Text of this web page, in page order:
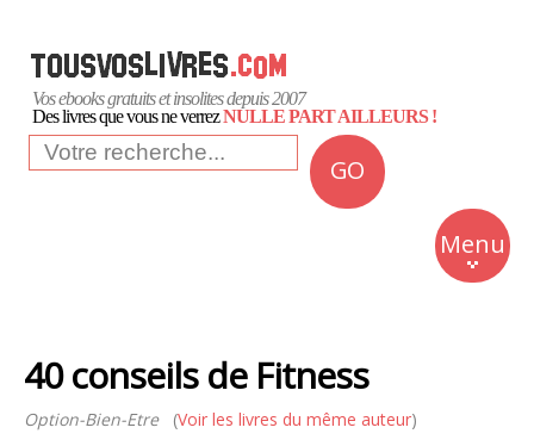
Vos ebooks gratuits et insolites depuis 2007
Des livres que vous ne verrezNULLE PART AILLEURS !
GO
Menu
Insolite
Business
Quotidien
40 conseils de Fitness
Option-Bien-Etre(Voir les livres du même auteur)